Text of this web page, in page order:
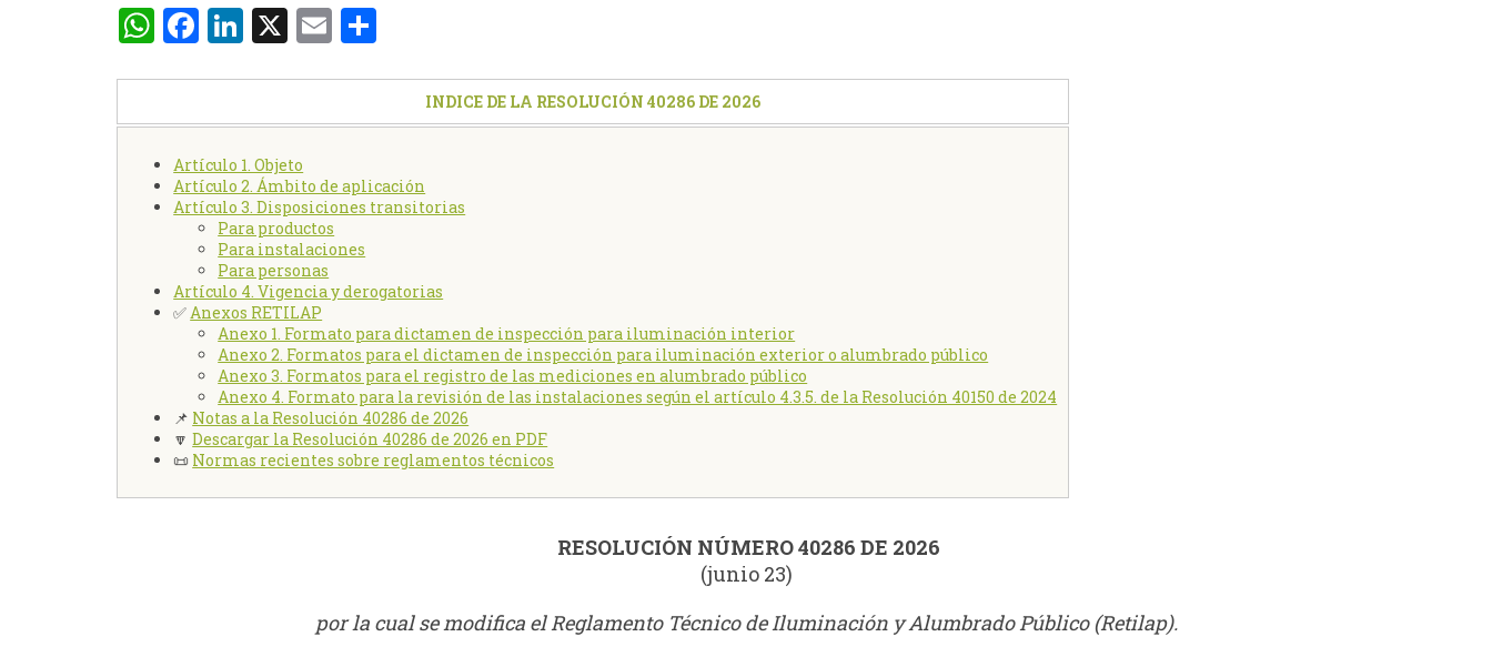
WhatsApp
Facebook
LinkedIn
X Email
INDICE DE LA RESOLUCIÓN 40286 DE 2026
Artículo 1. Objeto
Artículo 2. Ámbito de aplicación
Artículo 3. Disposiciones transitorias
Para productos
Para instalaciones
Para personas
Artículo 4. Vigencia y derogatorias
✅Anexos RETILAP
Anexo 1. Formato para dictamen de inspección para iluminación interior
Anexo 2. Formatos para el dictamen de inspección para iluminación exterior o alumbrado público
Anexo 3. Formatos para el registro de las mediciones en alumbrado público
Anexo 4. Formato para la revisión de las instalaciones según el artículo 4.3.5. de la Resolución 40150 de 2024
📌 Notas a la Resolución 40286 de 2026
🔽Descargar la Resolución 40286 de 2026 en PDF
📜 Normas recientes sobre reglamentos técnicos
RESOLUCIÓN NÚMERO 40286 DE 2026
(junio 23)
por la cual se modifica el Reglamento Técnico de Iluminación y Alumbrado Público (Retilap).